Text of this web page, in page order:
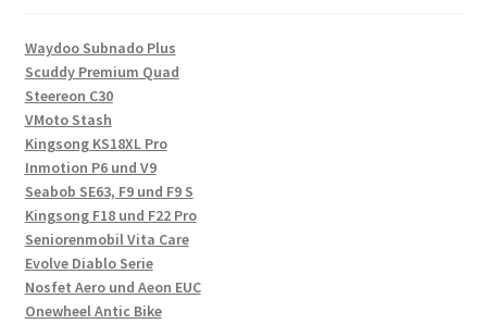
Waydoo Subnado Plus
Scuddy Premium Quad
Steereon C30
VMoto Stash
Kingsong KS18XL Pro
Inmotion P6 und V9
Seabob SE63, F9 und F9 S
Kingsong F18 und F22 Pro
Seniorenmobil Vita Care
Evolve Diablo Serie
Nosfet Aero und Aeon EUC
Onewheel Antic Bike